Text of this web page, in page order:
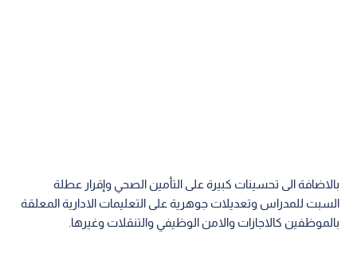
بالاضافة الى تحسينات كبيرة على التأمين الصحي وإقرار عطلة
السبت للمدراس وتعديلات جوهرية على التعليمات الادارية المعلقة
بالموظفين كالاجازات والامن الوظيفي والتنقلات وغيرها.